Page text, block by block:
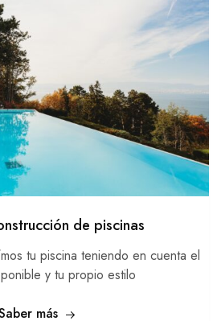
de piscinas
tu piscina teniendo en cuenta el
y tu propio estilo
más